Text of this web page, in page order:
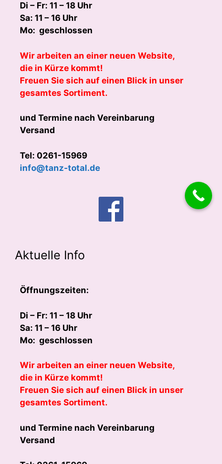
Di – Fr: 11 – 18 Uhr
Sa: 11 – 16 Uhr
Mo: geschlossen
Wir arbeiten an einer neuen Website,
die in Kürze kommt!
Freuen Sie sich auf einen Blick in unser
gesamtes Sortiment.
und Termine nach Vereinbarung
Versand
Tel: 0261-15969
info@tanz-total.de
Aktuelle Info
Öffnungszeiten:
Di – Fr: 11 – 18 Uhr
Sa: 11 – 16 Uhr
Mo: geschlossen
Wir arbeiten an einer neuen Website,
die in Kürze kommt!
Freuen Sie sich auf einen Blick in unser
gesamtes Sortiment.
und Termine nach Vereinbarung
Versand